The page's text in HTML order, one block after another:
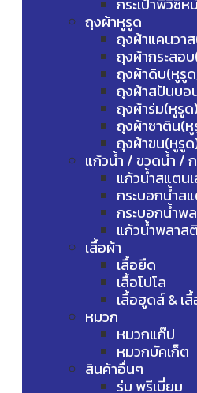
กระเป๋าพีวีซีห
ถุงผ้าหูรูด
ถุงผ้าแคนวา
ถุงผ้ากระสอ
ถุงผ้าดิบ(หูรู
ถุงผ้าสปันบอ
ถุงผ้าร่ม(หูรูด)
ถุงผ้าซาติน(
ถุงผ้าขน(หูรู
แก้วน้ำ / ขวดน้ำ /
แก้วน้ำสแตน
กระบอกน้ำส
กระบอกน้ำพ
แก้วน้ำพลาส
เสื้อผ้า
เสื้อยืด
เสื้อโปโล
เสื้อฮูดส์ & เ
หมวก
หมวกแก๊ป
หมวกบัคเก็ต
สินค้าอื่นๆ
ร่ม พรีเมี่ยม